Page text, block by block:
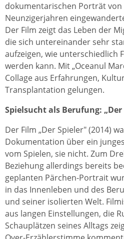
dokumentarischen Porträt
Neunzigerjahren
Der Film zeigt das Leben der
die sich untereinander sehr
aufzeigen, wie unterschiedlich
werden kann. Mit „Oceanul
Collage aus Erfahrungen,
Transplantation gelungen.
Spielsucht als Berufung:
Der Film „Der Spieler" (2014)
Dokumentation über ein
vom Spielen, sie nicht. Zum
Beziehung allerdings bereits
geplanten Pärchen-Portrait
in das Innenleben und des
und seiner isolierten Welt.
aus langen Einstellungen, die
Schauplätzen seines Alltags